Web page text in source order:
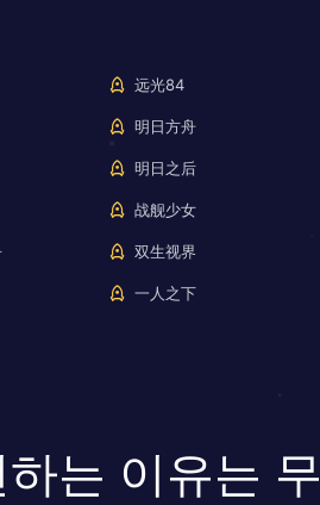
远光84
明日方舟
明日之后
战舰少女
双生视界
一人之下
는 이유는